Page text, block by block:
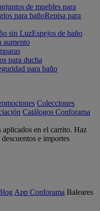
de muebles para
para bañoRepisa para
sin LuzEspejos de baño
aumento
para ducha
para baño
Colecciones
Catálogos Conforama
aplicados en el carrito. Haz
e importes
App Conforama Baleares